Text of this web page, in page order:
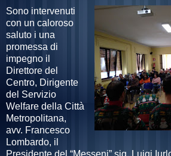
Sono intervenuti
con un caloroso
saluto i una
promessa di
impegno il
Direttore del
Centro, Dirigente
del Servizio
Welfare della Città
Metropolitana,
avv. Francesco
Lombardo, il
Presidente del “Messeni” sig. Luigi